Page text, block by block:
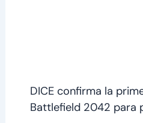
DICE confirma la
Battlefield 2042 para